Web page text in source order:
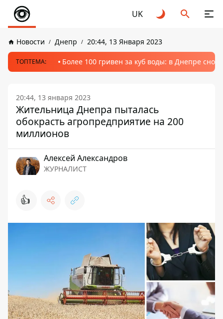
UK
Новости Днепр 20:44, 13 Января 2023
ТОПТЕМА: Более 100 гривен за куб воды: в Днепре
20:44, 13 января 2023
Жительница Днепра пыталась
обокрасть агропредприятие на 200
миллионов
Алексей Александров
ЖУРНАЛИСТ
👍